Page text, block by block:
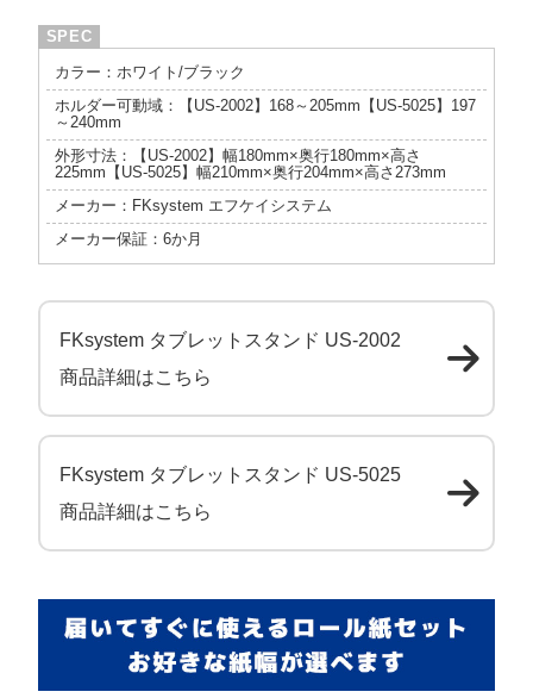
カラー：ホワイト/ブラック
ホルダー可動域：【US-2002】168～205mm【US-5025】197
～240mm
外形寸法：【US-2002】幅180mm×奥行180mm×高さ
225mm【US-5025】幅210mm×奥行204mm×高さ273mm
メーカー：FKsystem エフケイシステム
メーカー保証：6か月
FKsystem タブレットスタンド US-2002
商品詳細はこちら
FKsystem タブレットスタンド US-5025
商品詳細はこちら